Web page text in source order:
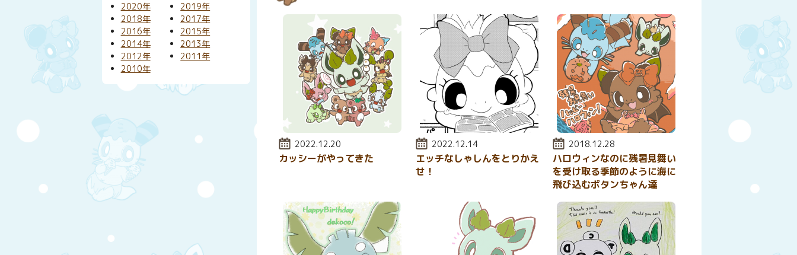
投稿日:
2022.12.20
カッシーがやってきた
投稿日:
2022.12.14
エッチなしゃしんをとりかえ
せ！
投稿日:
2018.12.28
ハロウィンなのに残暑見舞い
を受け取る季節のように海に
飛び込むボタンちゃん達
2020年
2019年
2018年
2017年
2016年
2015年
2014年
2013年
2012年
2011年
2010年